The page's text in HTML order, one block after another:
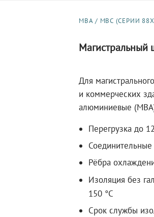
МВА / МВС (СЕРИИ
Магистральный
Для
и коммерческих
алюминиевые
Перегрузка до
Рёбра
Изоляция без
150 °C
Срок службы